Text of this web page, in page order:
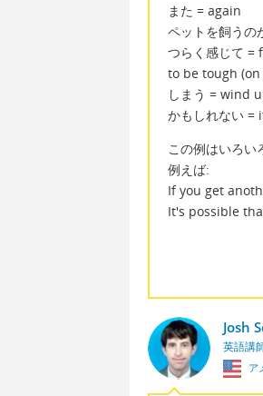
また = again
ペットを飼う
つらく感じて
to be tough
しまう = wind
かもしれない
この例はいろい
例えば:
If you get
It's possible
Josh
英語講
ア